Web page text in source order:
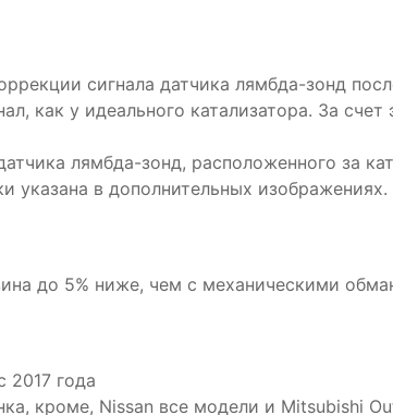
сигнала датчика лямбда-зонд
как у идеального катализатора. За
лямбда-зонд, расположенного за
указана в дополнительных
до 5% ниже, чем с механическими
2017 года
кроме, Nissan все модели и Mitsubishi